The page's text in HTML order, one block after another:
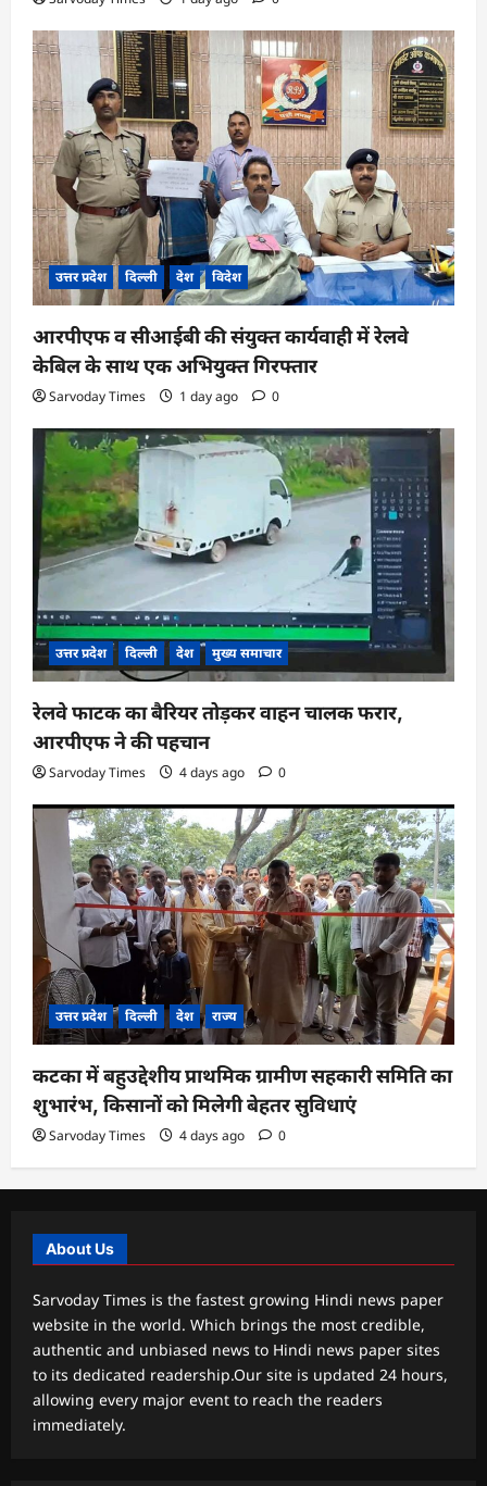
उत्तर प्रदेश दिल्ली देश विदेश
आरपीएफ व सीआईबी की संयुक्त कार्यवाही में रेलवे
केबिल के साथ एक अभियुक्त गिरफ्तार
Sarvoday Times 1 day ago 0
उत्तर प्रदेश दिल्ली देश मुख्य समाचार
रेलवे फाटक का बैरियर तोड़कर वाहन चालक फरार,
आरपीएफ ने की पहचान
Sarvoday Times 4 days ago 0
उत्तर प्रदेश दिल्ली देश राज्य
कटका में बहुउद्देशीय प्राथमिक ग्रामीण सहकारी समिति का
शुभारंभ, किसानों को मिलेगी बेहतर सुविधाएं
Sarvoday Times 4 days ago 0
About Us
Sarvoday Times is the fastest growing Hindi news paper
website in the world. Which brings the most credible,
authentic and unbiased news to Hindi news paper sites
to its dedicated readership.Our site is updated 24 hours,
allowing every major event to reach the readers
immediately.